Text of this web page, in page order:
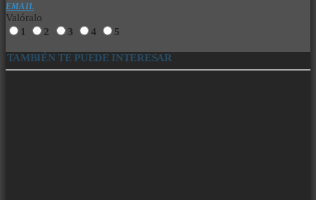
EMAIL
Valóralo
1
2 3 4 5
TAMBIÉN TE PUEDE INTERESAR